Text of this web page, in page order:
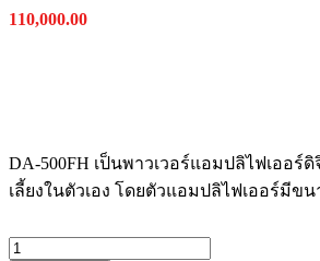
110,000.00
DA-500FH เป็นพาวเวอร์แอมปลิไฟเออร์
เลี้ยงในตัวเอง โดยตัวแอมปลิไฟเออร์มีขน
จำนวน